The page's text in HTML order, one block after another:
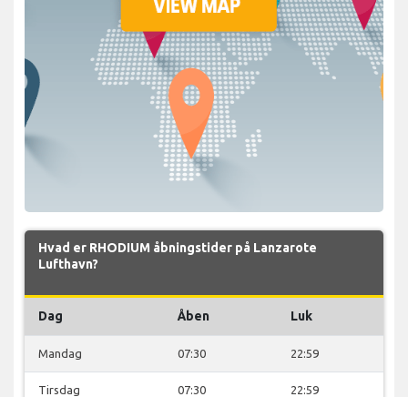
Hvad er RHODIUM åbningstider på Lanzarote
Lufthavn?
Dag Åben Luk
Mandag 07:30 22:59
Tirsdag 07:30 22:59